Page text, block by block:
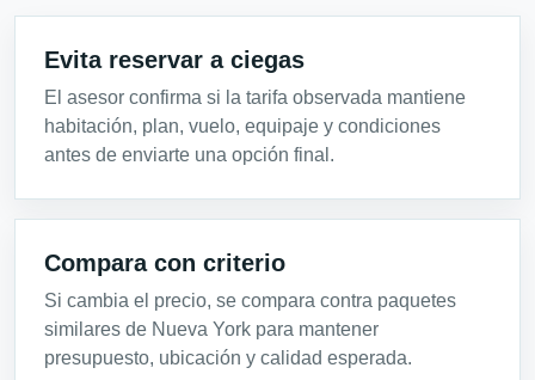
Evita reservar a ciegas
El asesor confirma si la tarifa observada mantiene
habitación, plan, vuelo, equipaje y condiciones
antes de enviarte una opción final.
Compara con criterio
Si cambia el precio, se compara contra paquetes
similares de Nueva York para mantener
presupuesto, ubicación y calidad esperada.